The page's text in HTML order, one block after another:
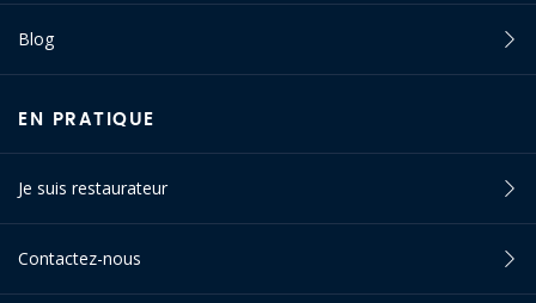
Blog
EN PRATIQUE
Je suis restaurateur
Contactez-nous